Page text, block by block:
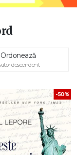
Ordonează
descendent
-50%